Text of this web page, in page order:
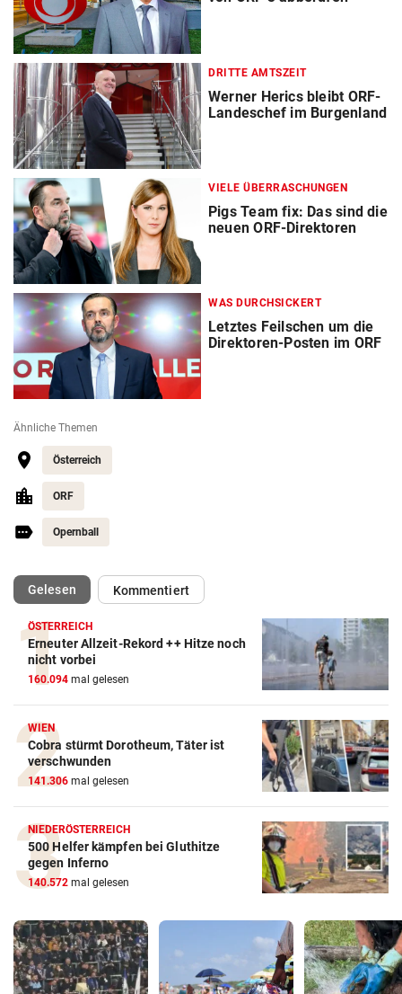
DRITTE AMTSZEIT
Werner Herics bleibt ORF-
Landeschef im Burgenland
VIELE ÜBERRASCHUNGEN
Pigs Team fix: Das sind die
neuen ORF-Direktoren
WAS DURCHSICKERT
Letztes Feilschen um die
Direktoren-Posten im ORF
Ähnliche Themen
Österreich
ORF
Opernball
Gelesen(ausgewählt)Kommentiert
ÖSTERREICH
Erneuter Allzeit-Rekord ++ Hitze noch
nicht vorbei
160.094 mal gelesen
WIEN
Cobra stürmt Dorotheum, Täter ist
verschwunden
141.306 mal gelesen
NIEDERÖSTERREICH
500 Helfer kämpfen bei Gluthitze
gegen Inferno
140.572 mal gelesen